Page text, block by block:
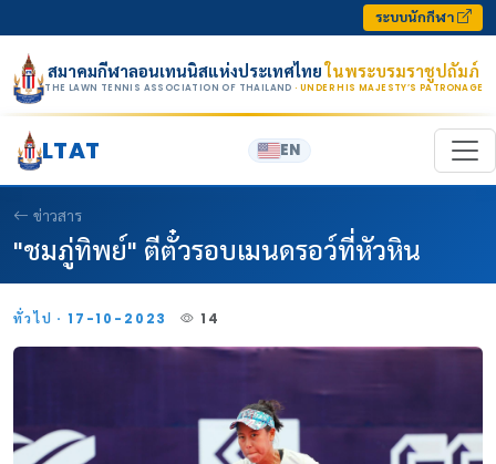
ระบบนักกีฬา
สมาคมกีฬาลอนเทนนิสแห่งประเทศไทยในพระบรมราชูปถัมภ์
THE LAWN TENNIS ASSOCIATION OF THAILAND · UNDER HIS MAJESTY’S PATRONAGE
LTAT EN
ข่าวสาร
"ชมภู่ทิพย์" ตีตั๋วรอบเมนดรอว์ที่หัวหิน
ทั่วไป · 17-10-2023 14